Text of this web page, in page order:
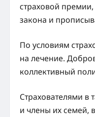
страховой
закона и
По условиям
на лечение.
коллективный
Страхователями в
и члены их семей,